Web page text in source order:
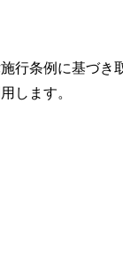
行条例に基づき
します。